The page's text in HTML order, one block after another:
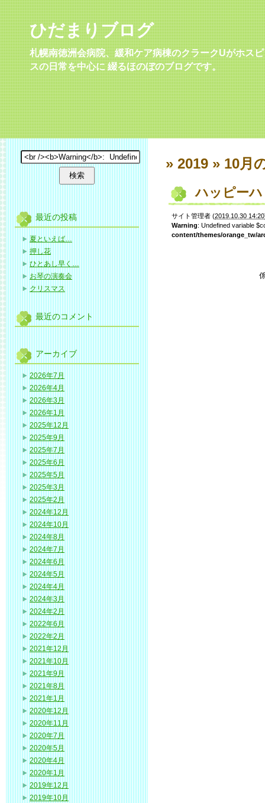
ひだまりブログ
札幌南徳洲会病院、緩和ケア病棟のクラークUがホスピ
スの日常を中心に 綴るほのぼのブログです。
» 2019 » 10月
ハッピー
サイト管理者 (2019.10.30 14:20
Warning: Undefined variable
content/themes/orange_tw/
最近の投稿
夏といえば…
押し花
ひとあし早く…
お琴の演奏会
クリスマス
最近のコメント
アーカイブ
2026年7月
2026年4月
2026年3月
2026年1月
2025年12月
2025年9月
2025年7月
2025年6月
2025年5月
2025年3月
2025年2月
2024年12月
2024年10月
2024年8月
2024年7月
2024年6月
2024年5月
2024年4月
2024年3月
2024年2月
2022年6月
2022年2月
2021年12月
2021年10月
2021年9月
2021年8月
2021年1月
2020年12月
2020年11月
2020年7月
2020年5月
2020年4月
2020年1月
2019年12月
2019年10月